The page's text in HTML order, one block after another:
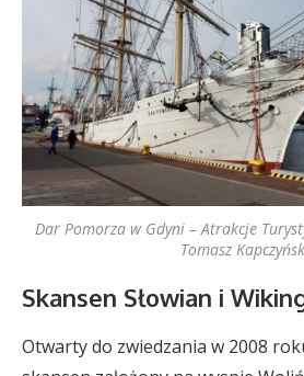
Dar Pomorza w Gdyni – Atrakcje
Tomasz
Skansen Słowian i
Otwarty do zwiedzania w 2008